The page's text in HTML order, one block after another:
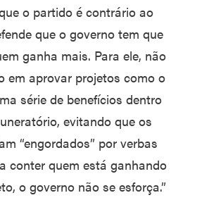
o partido é contrário ao
que o governo tem que
ganha mais. Para ele, não
em aprovar projetos como o
série de benefícios dentro
evitando que os
“engordados” por verbas
conter quem está ganhando
o governo não se esforça.”